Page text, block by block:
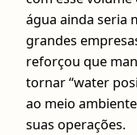
água ainda seria
grandes
reforçou que
tornar “water
ao meio
suas operações.